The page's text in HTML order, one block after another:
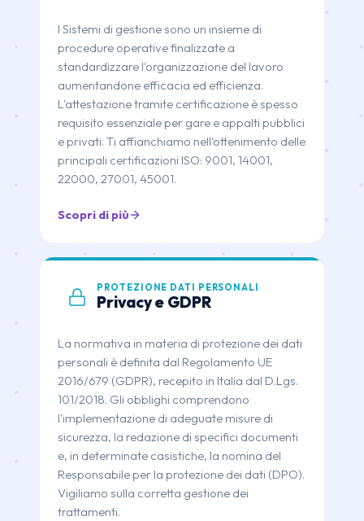
I Sistemi di gestione sono un insieme di
procedure operative finalizzate a
standardizzare l'organizzazione del lavoro
aumentandone efficacia ed efficienza.
L'attestazione tramite certificazione è spesso
requisito essenziale per gare e appalti pubblici
e privati. Ti affianchiamo nell'ottenimento delle
principali certificazioni ISO: 9001, 14001,
22000, 27001, 45001.
Scopri di più
PROTEZIONE DATI PERSONALI
Privacy e GDPR
La normativa in materia di protezione dei dati
personali è definita dal Regolamento UE
2016/679 (GDPR), recepito in Italia dal D.Lgs.
101/2018. Gli obblighi comprendono
l'implementazione di adeguate misure di
sicurezza, la redazione di specifici documenti
e, in determinate casistiche, la nomina del
Responsabile per la protezione dei dati (DPO).
Vigiliamo sulla corretta gestione dei
trattamenti.